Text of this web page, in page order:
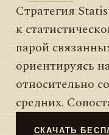
Стратегия
к
парой
ориентируясь
относительно
средних.
СКАЧАТЬ